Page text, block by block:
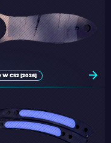
W CS2 [2026]